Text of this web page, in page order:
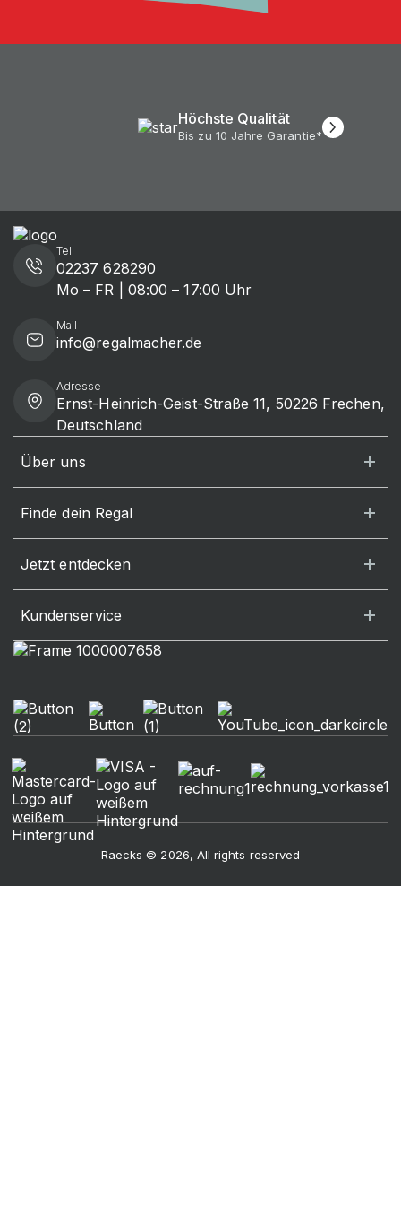
Höchste Qualität
Bis zu 10 Jahre Garantie*
Tel
02237 628290
Mo – FR | 08:00 – 17:00 Uhr
Mail
info@regalmacher.de
Adresse
Ernst-Heinrich-Geist-Straße 11, 50226 Frechen,
Deutschland
Über uns
Finde dein Regal
Jetzt entdecken
Kundenservice
Raecks © 2026, All rights reserved